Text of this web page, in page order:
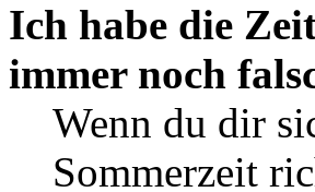
Ich habe die
immer noch
Wenn du dir
Sommerzeit